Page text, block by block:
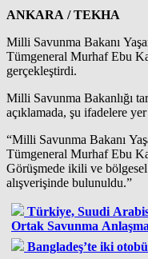
ANKARA / TEKHA
Milli Savunma Bakanı
Tümgeneral Murhaf Ebu
gerçekleştirdi.
Milli Savunma Bakanlığı
açıklamada, şu ifadelere
“Milli Savunma Bakanı
Tümgeneral Murhaf Ebu
Görüşmede ikili ve
alışverişinde bulunuldu.”
Türkiye, Suudi
Ortak Savunma
Bangladeş’te iki